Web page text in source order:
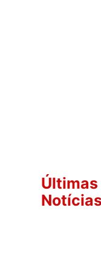
Últimas
Notícias